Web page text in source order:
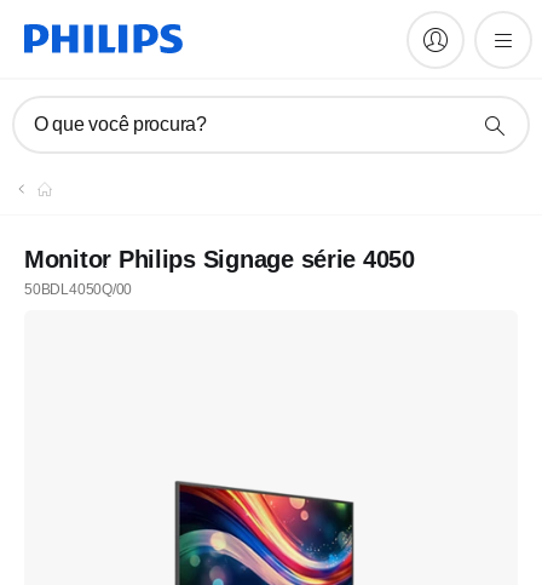
O que você procura?
Monitor Philips Signage série 4050
50BDL4050Q/00